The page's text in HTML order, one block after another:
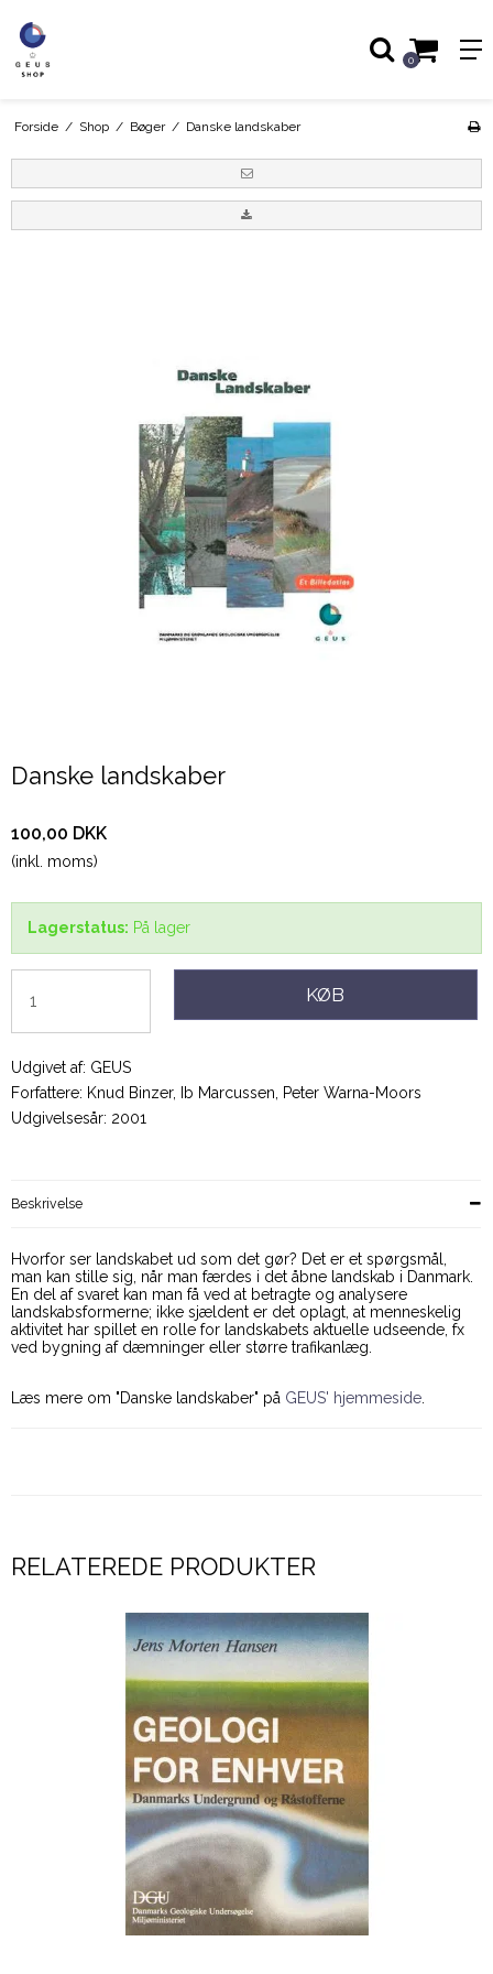
0
Forside / Shop / Bøger / Danske landskaber
Danske landskaber
100,00 DKK
(inkl. moms)
Lagerstatus: På lager
KØB
Udgivet af: GEUS
Forfattere: Knud Binzer, Ib Marcussen, Peter Warna-Moors
Udgivelsesår: 2001
Beskrivelse
Hvorfor ser landskabet ud som det gør? Det er et spørgsmål,
man kan stille sig, når man færdes i det åbne landskab i Danmark.
En del af svaret kan man få ved at betragte og analysere
landskabsformerne; ikke sjældent er det oplagt, at menneskelig
aktivitet har spillet en rolle for landskabets aktuelle udseende, fx
ved bygning af dæmninger eller større trafikanlæg.
Læs mere om "Danske landskaber" på GEUS' hjemmeside
RELATEREDE PRODUKTER